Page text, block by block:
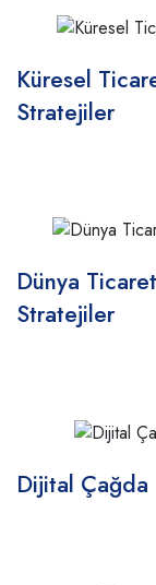
Küresel
Stratejiler
Dünya
Stratejiler
Dijital Çağda